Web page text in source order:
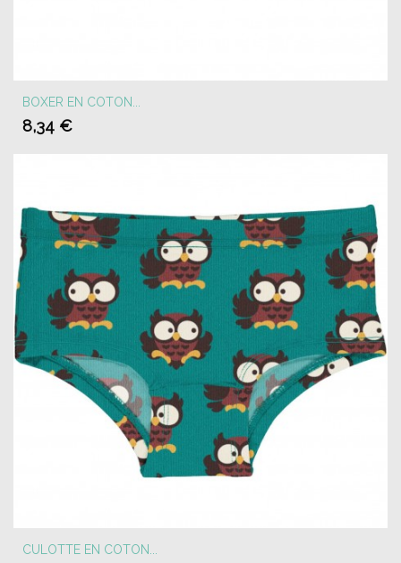
BOXER EN COTON...
8,34 €
CULOTTE EN COTON...